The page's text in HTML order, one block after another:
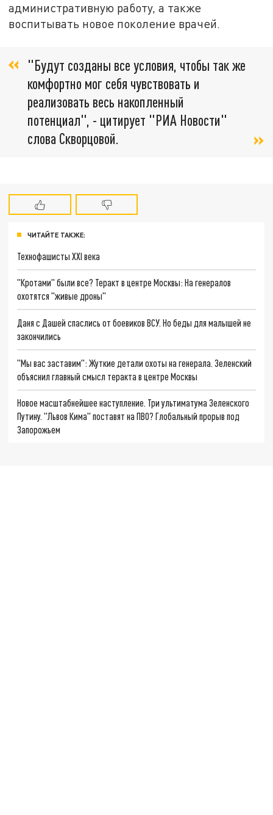
административную работу, а также
воспитывать новое поколение врачей.
"Будут созданы все условия, чтобы так же
комфортно мог себя чувствовать и
реализовать весь накопленный
потенциал", - цитирует "РИА Новости"
слова Скворцовой.
ЧИТАЙТЕ ТАКЖЕ:
Технофашисты XXI века
"Кротами" были все? Теракт в центре Москвы: На генералов
охотятся "живые дроны"
Даня с Дашей спаслись от боевиков ВСУ. Но беды для малышей не
закончились
"Мы вас заставим": Жуткие детали охоты на генерала. Зеленский
объяснил главный смысл теракта в центре Москвы
Новое масштабнейшее наступление. Три ультиматума Зеленского
Путину. "Львов Кима" поставят на ПВО? Глобальный прорыв под
Запорожьем